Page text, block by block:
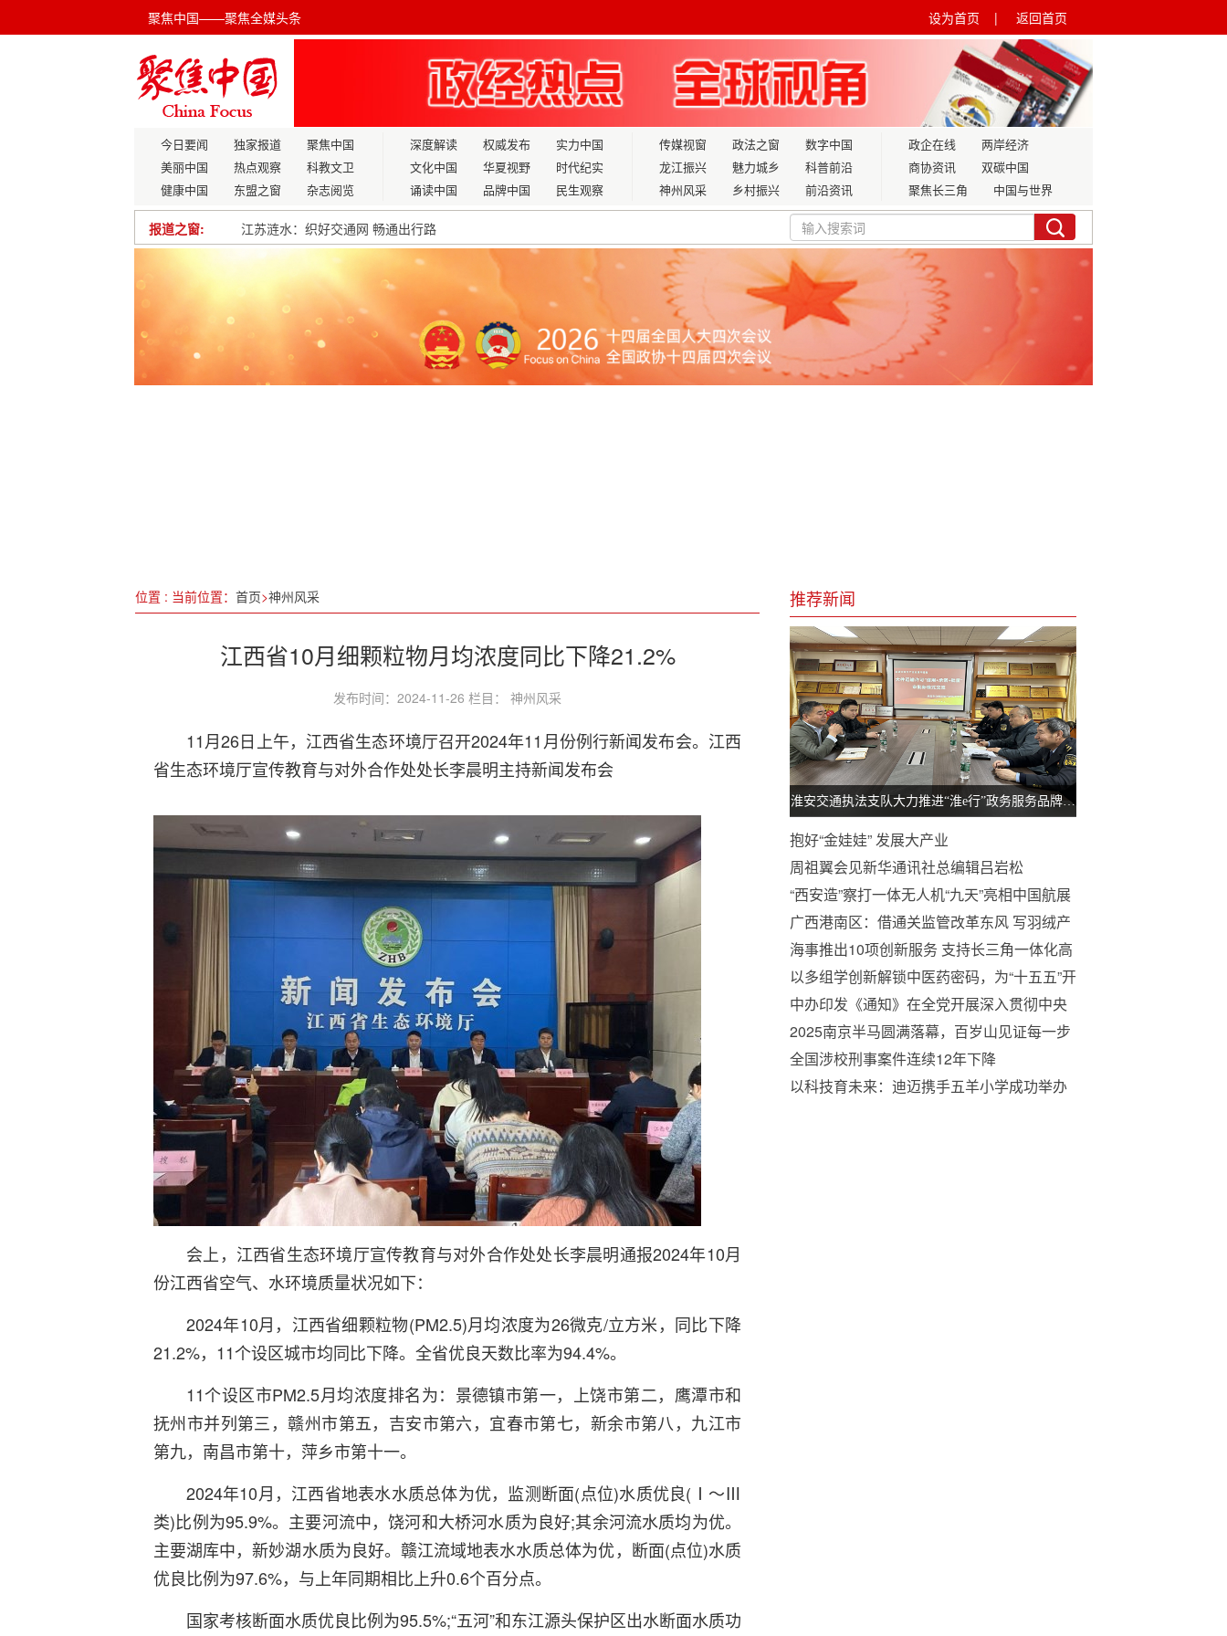
聚焦中国——聚焦全媒头条 返回首页
设为首页 |
今日要闻 独家报道
聚焦中国
美丽中国
热点观察
科教文卫
健康中国
东盟之窗 杂志阅览
深度解读 权威发布
实力中国
文化中国
华夏视野
时代纪实
诵读中国
品牌中国 民生观察
传媒视窗 政法之窗
数字中国
龙江振兴
魅力城乡
科普前沿
神州风采
乡村振兴 前沿资讯
政企在线
两岸经济
商协资讯
双碳中国
聚焦长三角
中国与世界
报道之窗:
江苏涟水：织好交通网 畅通出行路
意向签约金达5000万元！崇左小明山茶香飘邕城
共建新时代地质工作吉州站正式签约揭牌
江西宜春:财会监督工作成果显著 助力经济健康发展
滨州市无棣县小泊头镇传达学习贯彻县“两会”精神
位置 : 当前位置： 首页>神州风采
江西省10月细颗粒物月均浓度同比下降21.2%
发布时间：2024-11-26 栏目： 神州风采
11月26日上午，江西省生态环境厅召开2024年11月份例行新闻发布会。江西
省生态环境厅宣传教育与对外合作处处长李晨明主持新闻发布会
会上，江西省生态环境厅宣传教育与对外合作处处长李晨明通报2024年10月
份江西省空气、水环境质量状况如下：
2024年10月，江西省细颗粒物(PM2.5)月均浓度为26微克/立方米，同比下降
21.2%，11个设区城市均同比下降。全省优良天数比率为94.4%。
11个设区市PM2.5月均浓度排名为：景德镇市第一，上饶市第二，鹰潭市和
抚州市并列第三，赣州市第五，吉安市第六，宜春市第七，新余市第八，九江市
第九，南昌市第十，萍乡市第十一。
2024年10月，江西省地表水水质总体为优，监测断面(点位)水质优良(Ⅰ～Ⅲ
类)比例为95.9%。主要河流中，饶河和大桥河水质为良好;其余河流水质均为优。
主要湖库中，新妙湖水质为良好。赣江流域地表水水质总体为优，断面(点位)水质
优良比例为97.6%，与上年同期相比上升0.6个百分点。
国家考核断面水质优良比例为95.5%;“五河”和东江源头保护区出水断面水质功
推荐新闻
淮安交通执法支队大力推进“淮e行”政务服务品牌建设
抱好“金娃娃” 发展大产业
周祖翼会见新华通讯社总编辑吕岩松
“西安造”察打一体无人机“九天”亮相中国航展
广西港南区：借通关监管改革东风 写羽绒产
业发展篇章
海事推出10项创新服务 支持长三角一体化高
质量发展
以多组学创新解锁中医药密码，为“十五五”开
局注入科技新动能 ——记山东第一医科大学
詹显全教授的科研报国路
中办印发《通知》在全党开展深入贯彻中央
八项规定精神学习教育
2025南京半马圆满落幕，百岁山见证每一步
坚持
全国涉校刑事案件连续12年下降
以科技育未来：迪迈携手五羊小学成功举办